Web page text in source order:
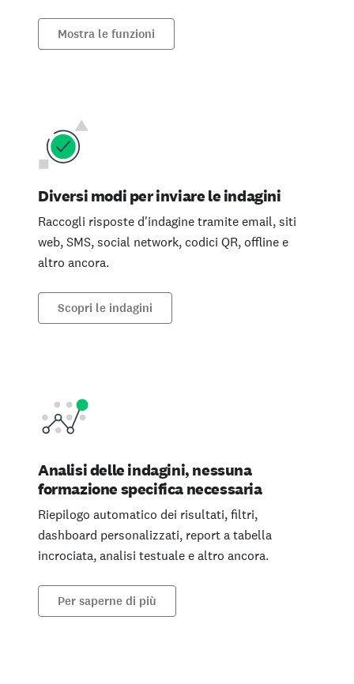
Mostra le funzioni
Diversi modi per inviare le indagini
Raccogli risposte d'indagine tramite email, siti
web, SMS, social network, codici QR, offline e
altro ancora.
Scopri le indagini
Analisi delle indagini, nessuna
formazione specifica necessaria
Riepilogo automatico dei risultati, filtri,
dashboard personalizzati, report a tabella
incrociata, analisi testuale e altro ancora.
Per saperne di più